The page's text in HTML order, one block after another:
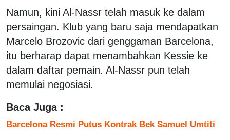
Namun, kini Al-Nassr telah masuk ke dalam
persaingan. Klub yang baru saja mendapatkan
Marcelo Brozovic dari genggaman Barcelona,
itu berharap dapat menambahkan Kessie ke
dalam daftar pemain. Al-Nassr pun telah
memulai negosiasi.
Baca Juga :
Barcelona Resmi Putus Kontrak Bek Samuel Umtiti